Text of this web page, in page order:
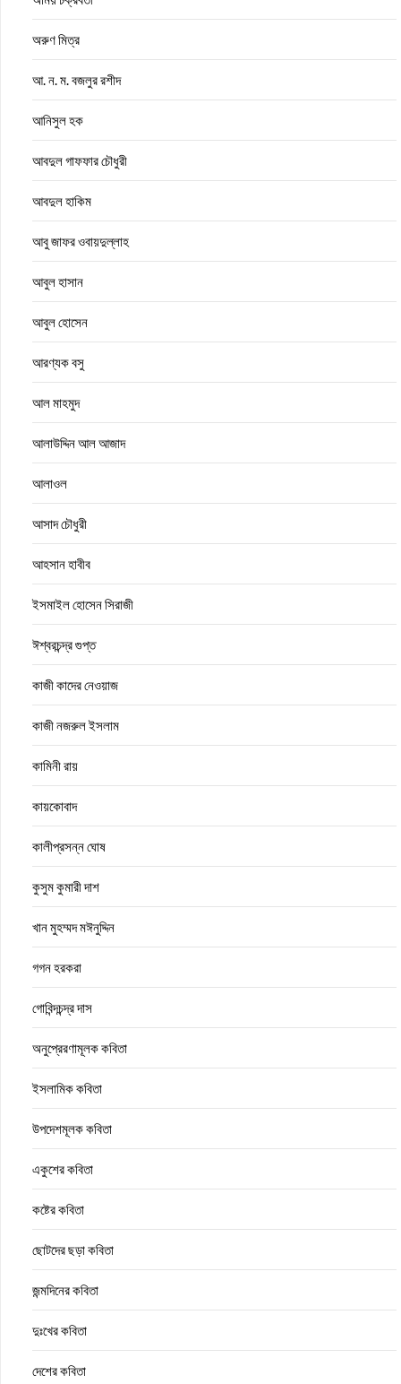
অরুণ মিত্র
আ. ন. ম. বজলুর রশীদ
আনিসুল হক
আবদুল গাফফার চৌধুরী
আবদুল হাকিম
আবু জাফর ওবায়দুল্লাহ
আবুল হাসান
আবুল হোসেন
আরণ্যক বসু
আল মাহমুদ
আলাউদ্দিন আল আজাদ
আলাওল
আসাদ চৌধুরী
আহসান হাবীব
ইসমাইল হোসেন সিরাজী
ঈশ্বরচন্দ্র গুপ্ত
কাজী কাদের নেওয়াজ
কাজী নজরুল ইসলাম
কামিনী রায়
কায়কোবাদ
কালীপ্রসন্ন ঘোষ
কুসুম কুমারী দাশ
খান মুহম্মদ মঈনুদ্দিন
গগন হরকরা
গোবিন্দচন্দ্র দাস
অনুপ্রেরণামূলক কবিতা
ইসলামিক কবিতা
উপদেশমূলক কবিতা
একুশের কবিতা
কষ্টের কবিতা
ছোটদের ছড়া কবিতা
জন্মদিনের কবিতা
দুঃখের কবিতা
দেশের কবিতা